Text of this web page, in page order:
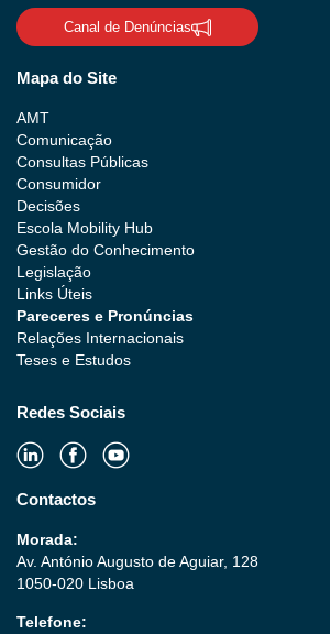
Canal de Denúncias
Mapa do Site
AMT
Comunicação
Consultas Públicas
Consumidor
Decisões
Escola Mobility Hub
Gestão do Conhecimento
Legislação
Links Úteis
Pareceres e Pronúncias
Relações Internacionais
Teses e Estudos
Redes Sociais
Contactos
Morada:
Av. António Augusto de Aguiar, 128
1050-020 Lisboa
Telefone: